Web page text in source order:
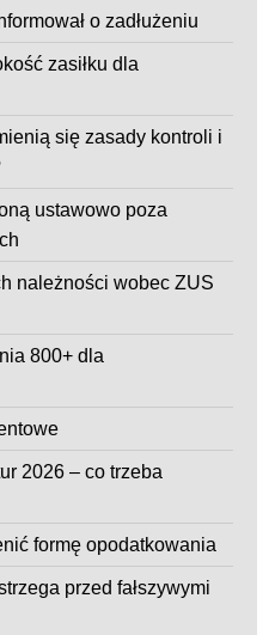
o zadłużeniu
zasiłku dla
się zasady kontroli i
ustawowo poza
należności wobec ZUS
800+ dla
2026 – co trzeba
formę opodatkowania
przed fałszywymi